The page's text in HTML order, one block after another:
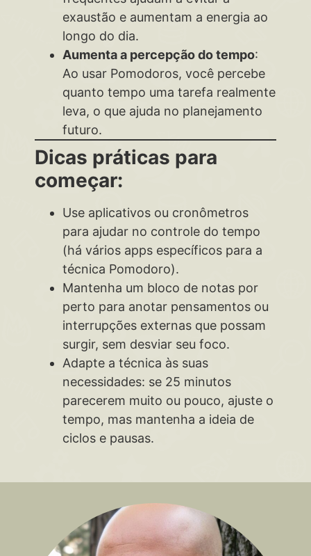
exaustão e aumentam a energia ao
longo do dia.
Aumenta a percepção do tempo:
Ao usar Pomodoros, você percebe
quanto tempo uma tarefa realmente
leva, o que ajuda no planejamento
futuro.
Dicas práticas para
começar:
Use aplicativos ou cronômetros
para ajudar no controle do tempo
(há vários apps específicos para a
técnica Pomodoro).
Mantenha um bloco de notas por
perto para anotar pensamentos ou
interrupções externas que possam
surgir, sem desviar seu foco.
Adapte a técnica às suas
necessidades: se 25 minutos
parecerem muito ou pouco, ajuste o
tempo, mas mantenha a ideia de
ciclos e pausas.